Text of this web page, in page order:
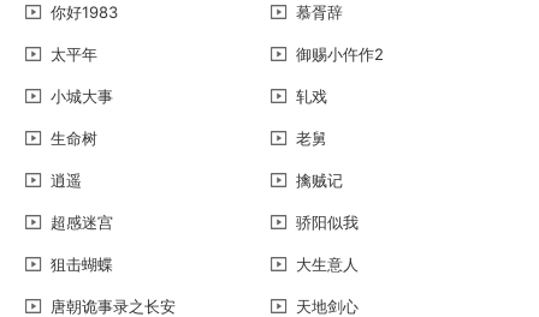
你好1983 慕胥辞
太平年 御赐小仵作2
小城大事 轧戏
生命树 老舅
逍遥 擒贼记
超感迷宫 骄阳似我
狙击蝴蝶 大生意人
唐朝诡事录之长安 天地剑心